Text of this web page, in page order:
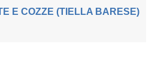
E COZZE (TIELLA BARESE)